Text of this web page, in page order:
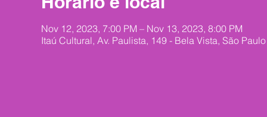
Nov 12, 2023, 7:00 PM – Nov 13, 2023, 8:00 PM
Itaú Cultural, Av. Paulista, 149 - Bela Vista, São Paulo